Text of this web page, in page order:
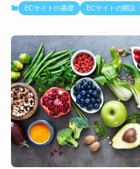
ECサイトの基礎 ECサイトの開設